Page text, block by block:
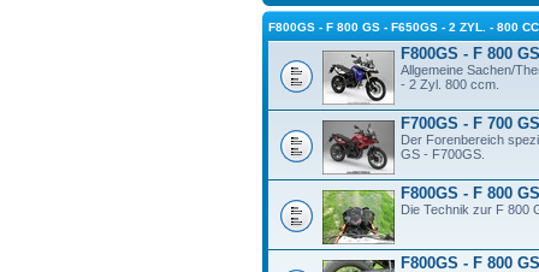
F800GS - F 800 GS - F650GS - 2 ZYL. - 800
F800GS - F 800
Allgemeine Sachen/
- 2 Zyl. 800 ccm.
F700GS - F 700
Der Forenbereich
GS - F700GS.
F800GS - F 800
Die Technik zur F 800
F800GS - F 800